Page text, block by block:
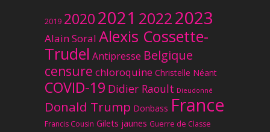
2019 20202021 20222023
Alain Soral Alexis Cossette-
Trudel Antipresse Belgique
censure chloroquine Christelle Néant
COVID-19 Didier Raoult Dieudonné
Donald Trump Donbass France
Francis Cousin Gilets jaunes Guerre de Classe